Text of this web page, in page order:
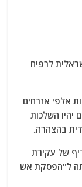
לרפיח
אלפי אזרחים
יהיו השלכות
בהצהרה.
של עקירת
ל"הפסקת אש